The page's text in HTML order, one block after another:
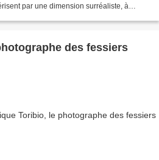
par une dimension surréaliste, à
des fessiers